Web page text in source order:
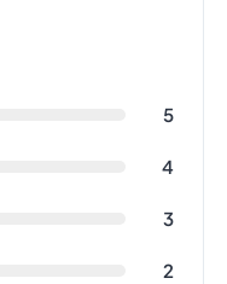
5
4
3